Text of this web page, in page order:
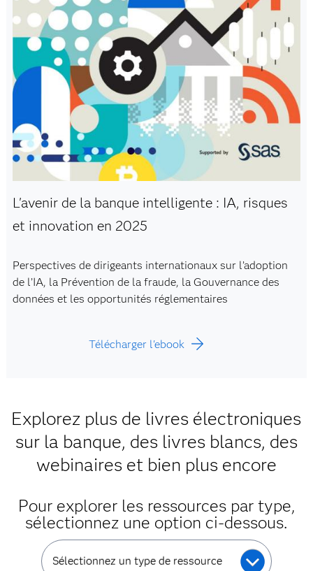
L'avenir de la banque intelligente : IA, risques
et innovation en 2025
Perspectives de dirigeants internationaux sur l’adoption
de l’IA, la Prévention de la fraude, la Gouvernance des
données et les opportunités réglementaires
Télécharger l'ebook
Explorez plus de livres électroniques
sur la banque, des livres blancs, des
webinaires et bien plus encore
Pour explorer les ressources par type,
sélectionnez une option ci-dessous.
Sélectionnez un type de ressource